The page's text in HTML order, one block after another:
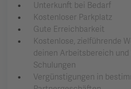
Unterkunft bei Bedarf
Kostenloser Parkplatz
Gute Erreichbarkeit
Kostenlose, zielführende
deinen Arbeitsbereich
Schulungen
Vergünstigungen in